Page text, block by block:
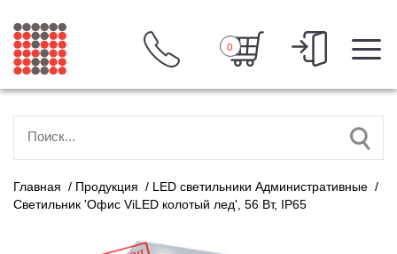
0
Главная / Продукция / LED светильники Административные /
Светильник 'Офис ViLED колотый лед', 56 Вт, IP65